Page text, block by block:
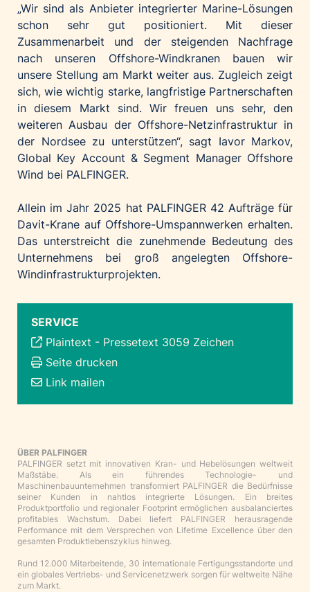
„Wir sind als Anbieter integrierter Marine-Lösungen
schon sehr gut positioniert. Mit dieser
Zusammenarbeit und der steigenden Nachfrage
nach unseren Offshore-Windkranen bauen wir
unsere Stellung am Markt weiter aus. Zugleich zeigt
sich, wie wichtig starke, langfristige Partnerschaften
in diesem Markt sind. Wir freuen uns sehr, den
weiteren Ausbau der Offshore-Netzinfrastruktur in
der Nordsee zu unterstützen“, sagt Iavor Markov,
Global Key Account & Segment Manager Offshore
Wind bei PALFINGER.
Allein im Jahr 2025 hat PALFINGER 42 Aufträge für
Davit-Krane auf Offshore-Umspannwerken erhalten.
Das unterstreicht die zunehmende Bedeutung des
Unternehmens bei groß angelegten Offshore-
Windinfrastrukturprojekten.
SERVICE
Plaintext - Pressetext 3059 Zeichen
Seite drucken
Link mailen
ÜBER PALFINGER
PALFINGER setzt mit innovativen Kran- und Hebelösungen weltweit
Maßstäbe. Als ein führendes Technologie- und
Maschinenbauunternehmen transformiert PALFINGER die Bedürfnisse
seiner Kunden in nahtlos integrierte Lösungen. Ein breites
Produktportfolio und regionaler Footprint ermöglichen ausbalanciertes
profitables Wachstum. Dabei liefert PALFINGER herausragende
Performance mit dem Versprechen von Lifetime Excellence über den
gesamten Produktlebenszyklus hinweg.
Rund 12.000 Mitarbeitende, 30 internationale Fertigungsstandorte und
ein globales Vertriebs- und Servicenetzwerk sorgen für weltweite Nähe
zum Markt.